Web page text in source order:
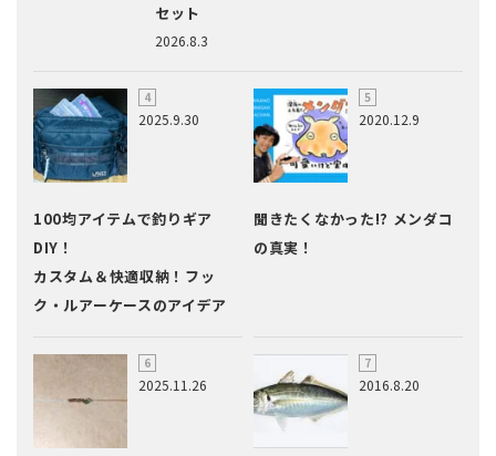
2026.8.3
セット
2025.9.30
100均アイテムで釣りギア
DIY！
カスタム＆快適収納！フッ
ク・ルアーケースのアイデア
2020.12.9
聞きたくなかった!? メンダコ
の真実！
2025.11.26 2016.8.20